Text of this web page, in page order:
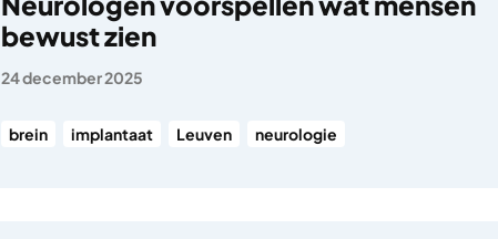
bewust zien
24 december 2025
brein implantaat Leuven neurologie